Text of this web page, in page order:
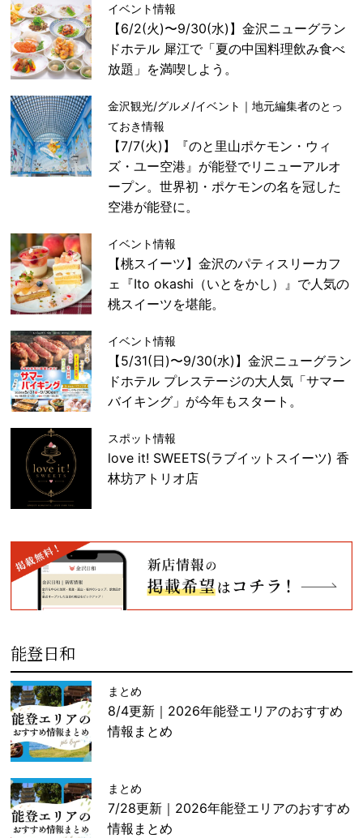
イベント情報
【6/2(火)〜9/30(水)】金沢ニューグラン
ドホテル 犀江で「夏の中国料理飲み食べ
放題」を満喫しよう。
金沢観光/グルメ/イベント｜地元編集者のとっ
ておき情報
【7/7(火)】『のと里山ポケモン・ウィ
ズ・ユー空港』が能登でリニューアルオ
ープン。世界初・ポケモンの名を冠した
空港が能登に。
イベント情報
【桃スイーツ】金沢のパティスリーカフ
ェ『Ito okashi（いとをかし）』で人気の
桃スイーツを堪能。
イベント情報
【5/31(日)〜9/30(水)】金沢ニューグラン
ドホテル プレステージの大人気「サマー
バイキング」が今年もスタート。
スポット情報
love it! SWEETS(ラブイットスイーツ) 香
林坊アトリオ店
能登日和
まとめ
8/4更新｜2026年能登エリアのおすすめ
情報まとめ
まとめ
7/28更新｜2026年能登エリアのおすすめ
情報まとめ